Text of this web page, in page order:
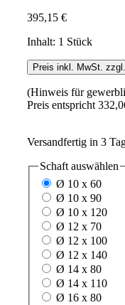
395,15 €
Inhalt: 1 Stück
Preis inkl. MwSt.
(Hinweis für
Preis entspricht
Versandfertig in 3
Schaft auswählen
Ø 10 x 60
Ø 10 x 90
Ø 10 x 120
Ø 12 x 70
Ø 12 x 100
Ø 12 x 140
Ø 14 x 80
Ø 14 x 110
Ø 16 x 80